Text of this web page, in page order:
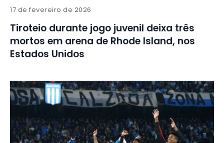
17 de fevereiro de 2026
Tiroteio durante jogo juvenil deixa três
mortos em arena de Rhode Island, nos
Estados Unidos